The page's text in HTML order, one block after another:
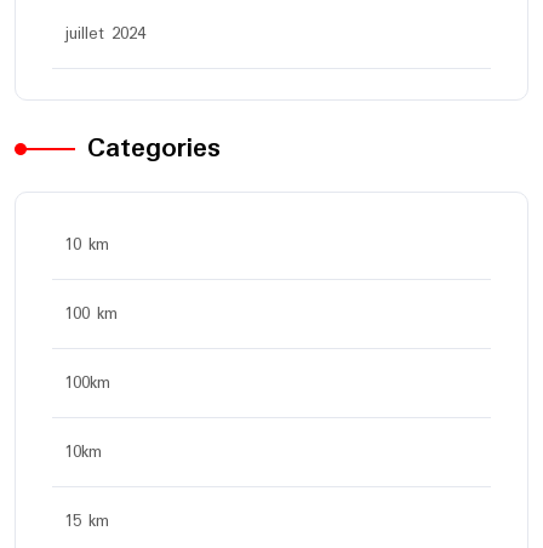
juillet 2024
Categories
10 km
100 km
100km
10km
15 km